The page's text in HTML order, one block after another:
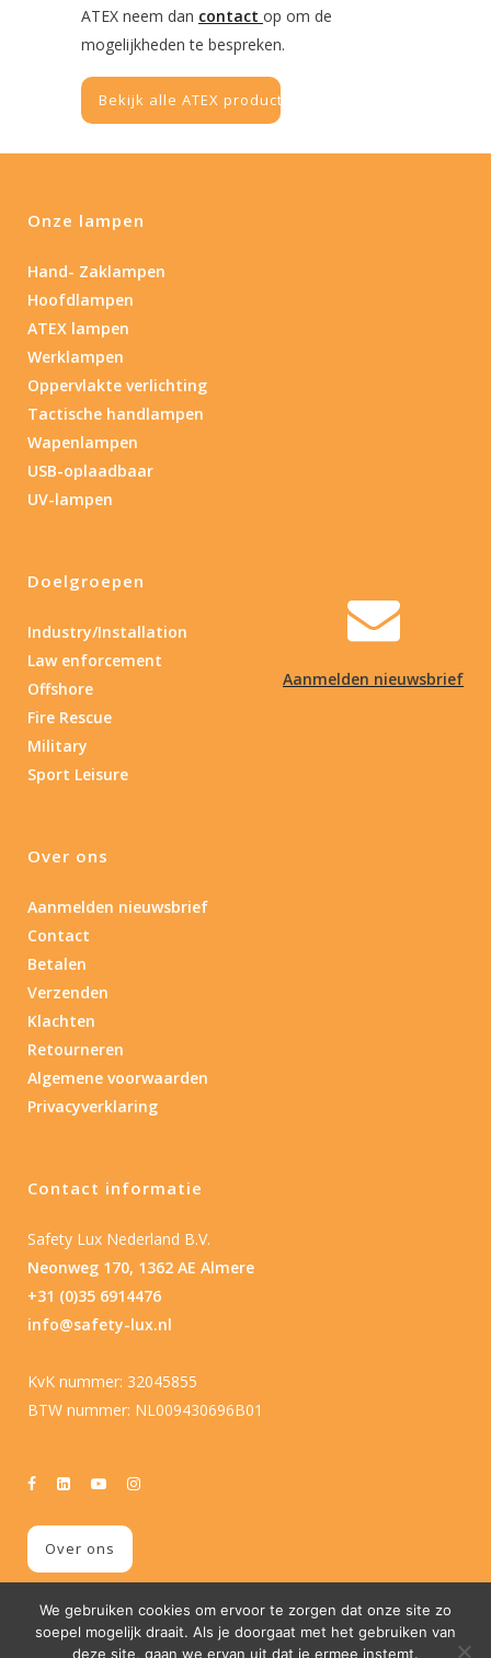
Aanmelden nieuwsbrief
ATEX neem dan contact op om de
mogelijkheden te bespreken.
Bekijk alle ATEX producten
Onze lampen
Hand- Zaklampen
Hoofdlampen
ATEX lampen
Werklampen
Oppervlakte verlichting
Tactische handlampen
Wapenlampen
USB-oplaadbaar
UV-lampen
Doelgroepen
Industry/Installation
Law enforcement
Offshore
Fire Rescue
Military
Sport Leisure
Over ons
Aanmelden nieuwsbrief
Contact
Betalen
Verzenden
Klachten
Retourneren
Algemene voorwaarden
Privacyverklaring
Contact informatie
Safety Lux Nederland B.V.
Neonweg 170, 1362 AE Almere
+31 (0)35 6914476
info@safety-lux.nl
KvK nummer: 32045855
BTW nummer: NL009430696B01
Over ons
We gebruiken cookies om ervoor te zorgen dat onze site zo
soepel mogelijk draait. Als je doorgaat met het gebruiken van
deze site, gaan we ervan uit dat je ermee instemt.